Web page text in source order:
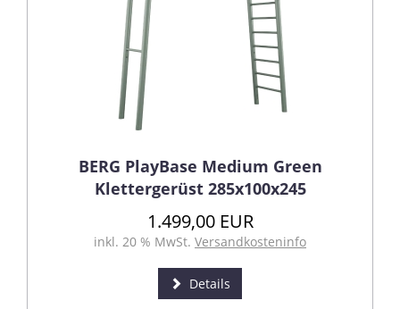
BERG PlayBase Medium Green
Klettergerüst 285x100x245
1.499,00 EUR
inkl. 20 % MwSt. Versandkosteninfo
Details